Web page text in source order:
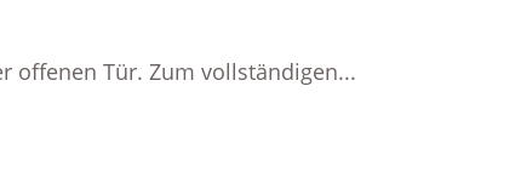
offenen Tür. Zum vollständigen...